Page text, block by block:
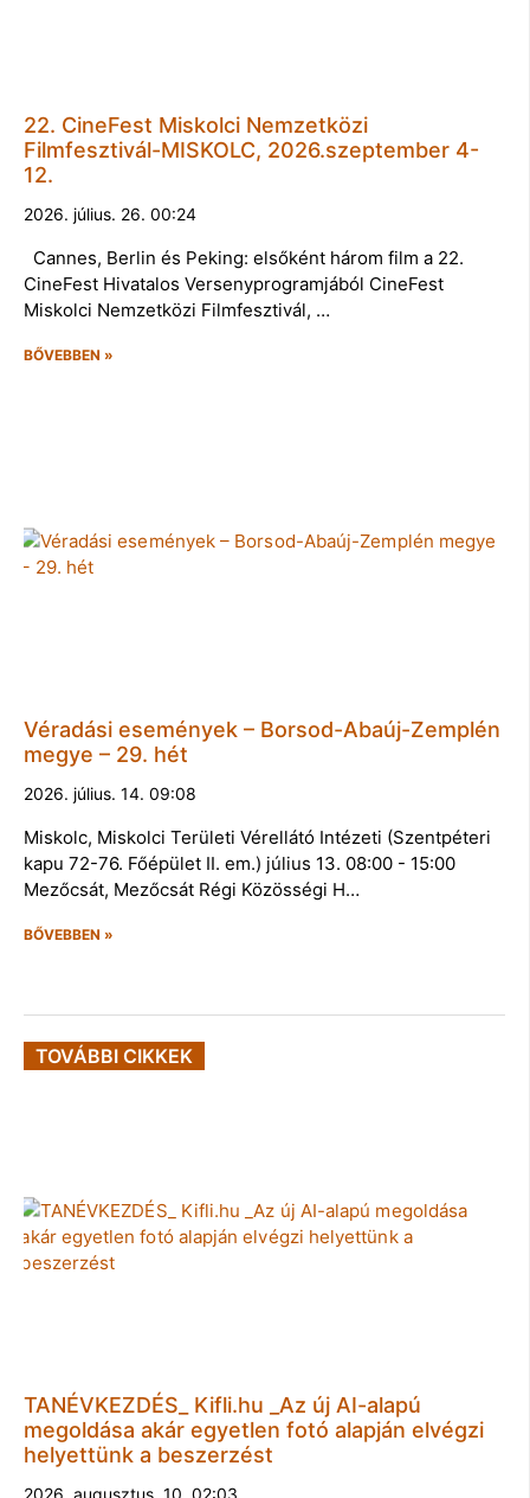
22. CineFest Miskolci Nemzetközi
Filmfesztivál-MISKOLC, 2026.szeptember 4-
12.
2026. július. 26. 00:24
Cannes, Berlin és Peking: elsőként három film a 22.
CineFest Hivatalos Versenyprogramjából CineFest
Miskolci Nemzetközi Filmfesztivál, …
BŐVEBBEN »
Véradási események – Borsod-Abaúj-Zemplén
megye – 29. hét
2026. július. 14. 09:08
Miskolc, Miskolci Területi Vérellátó Intézeti (Szentpéteri
kapu 72-76. Főépület II. em.) július 13. 08:00 - 15:00
Mezőcsát, Mezőcsát Régi Közösségi H…
BŐVEBBEN »
TOVÁBBI CIKKEK
TANÉVKEZDÉS_ Kifli.hu _Az új AI-alapú
megoldása akár egyetlen fotó alapján elvégzi
helyettünk a beszerzést
2026. augusztus. 10. 02:03